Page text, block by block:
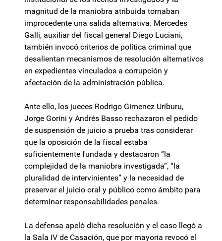
magnitud de la maniobra atribuida tornaban
improcedente una salida alternativa. Mercedes
Galli, auxiliar del fiscal general Diego Luciani,
también invocó criterios de política criminal que
desalientan mecanismos de resolución alternativos
en expedientes vinculados a corrupción y
afectación de la administración pública.
Ante ello, los jueces Rodrigo Gimenez Uriburu,
Jorge Gorini y Andrés Basso rechazaron el pedido
de suspensión de juicio a prueba tras considerar
que la oposición de la fiscal estaba
suficientemente fundada y destacaron “la
complejidad de la maniobra investigada”, “la
pluralidad de intervinientes” y la necesidad de
preservar el juicio oral y público como ámbito para
determinar responsabilidades penales.
La defensa apeló dicha resolución y el caso llegó a
la Sala IV de Casación, que por mayoría revocó el